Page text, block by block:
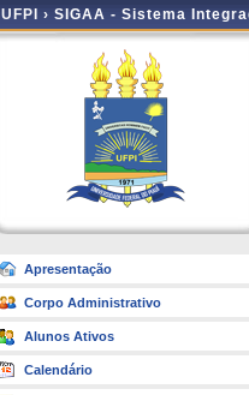
UFPI › SIGAA - Sistema
Apresentação
Corpo Administrativo
Alunos Ativos
Calendário